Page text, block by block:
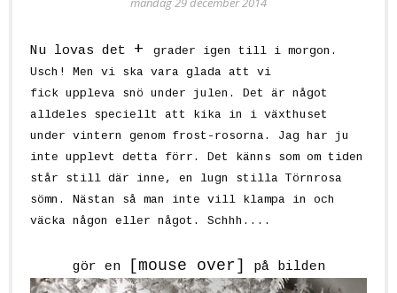
Nu lovas det +
grader igen till i morgon.
Usch! Men vi ska vara glada att vi
fick uppleva snö under julen. Det är något
alldeles speciellt att kika in i växthuset
under vintern genom frost-rosorna. Jag har ju
inte upplevt detta förr. Det känns som om tiden
står still där inne, en lugn stilla Törnrosa
sömn. Nästan så man inte vill klampa in och
väcka någon eller något. Schhh....
gör en [mouse over] på bilden